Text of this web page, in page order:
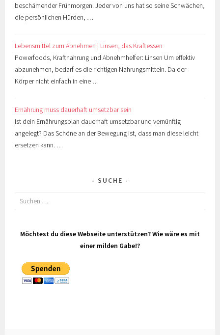
beschämender Frühmorgen. Jeder von uns hat so seine Schwächen,
die persönlichen Hürden, …
Lebensmittel zum Abnehmen | Linsen, das Kraftessen
Powerfoods, Kraftnahrung und Abnehmhelfer: Linsen Um effektiv
abzunehmen, bedarf es die richtigen Nahrungsmitteln. Da der
Körper nicht einfach in eine …
Ernährung muss dauerhaft umsetzbar sein
Ist dein Ernährungsplan dauerhaft umsetzbar und vernünftig
angelegt? Das Schöne an der Bewegung ist, dass man diese leicht
ersetzen kann. …
SUCHE
Suchen
Möchtest du diese Webseite unterstützen? Wie wäre es mit
einer milden Gabe!?